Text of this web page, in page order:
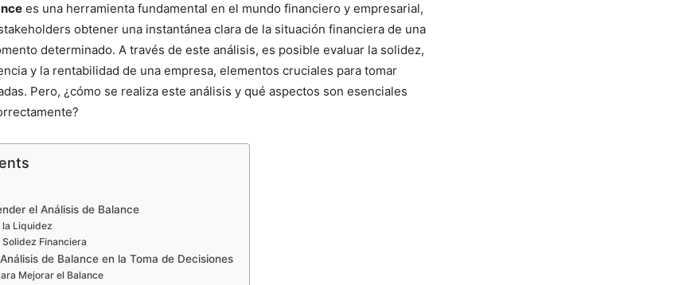
es una herramienta fundamental en el mundo financiero y empresarial,
obtener una instantánea clara de la situación financiera de una
determinado. A través de este análisis, es posible evaluar la solidez,
y la rentabilidad de una empresa, elementos cruciales para tomar
Pero, ¿cómo se realiza este análisis y qué aspectos son esenciales
el Análisis de Balance
la Liquidez
Financiera
de Balance en la Toma de Decisiones
Mejorar el Balance